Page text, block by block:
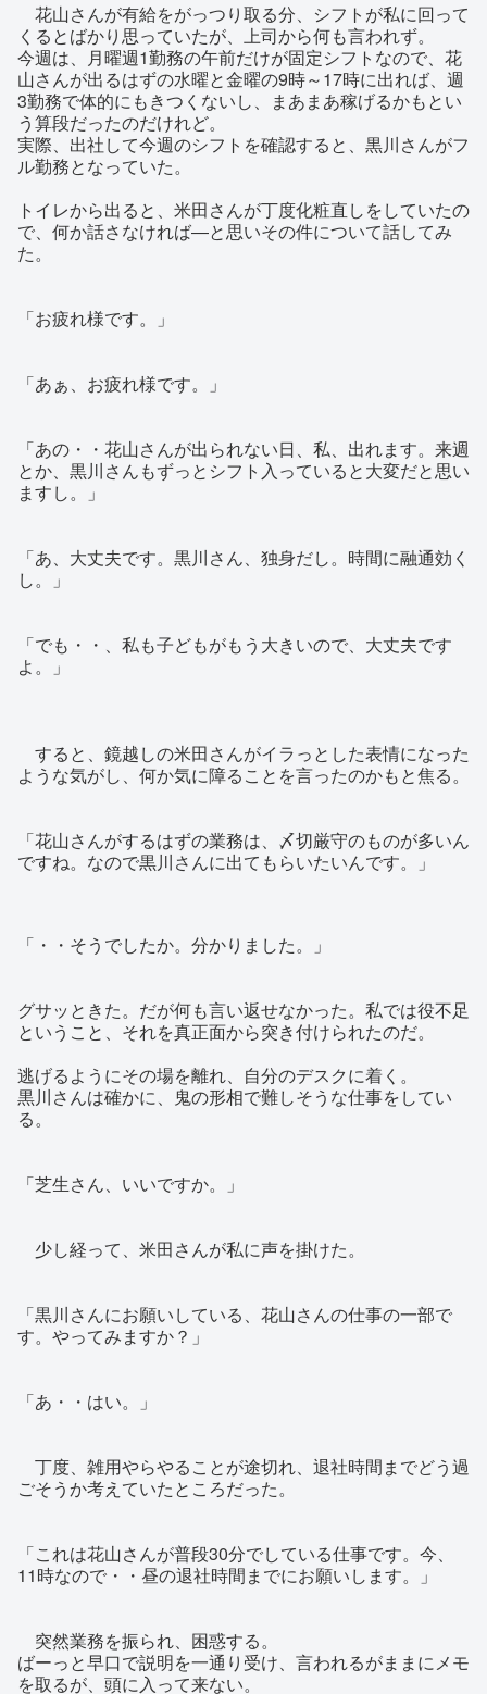
花山さんが有給をがっつり取る分、シフトが私に回って
くるとばかり思っていたが、上司から何も言われず。
今週は、月曜週1勤務の午前だけが固定シフトなので、花
山さんが出るはずの水曜と金曜の9時～17時に出れば、週
3勤務で体的にもきつくないし、まあまあ稼げるかもとい
う算段だったのだけれど。
実際、出社して今週のシフトを確認すると、黒川さんがフ
ル勤務となっていた。
トイレから出ると、米田さんが丁度化粧直しをしていたの
で、何か話さなければ―と思いその件について話してみ
た。
「お疲れ様です。」
「あぁ、お疲れ様です。」
「あの・・花山さんが出られない日、私、出れます。来週
とか、黒川さんもずっとシフト入っていると大変だと思い
ますし。」
「あ、大丈夫です。黒川さん、独身だし。時間に融通効く
し。」
「でも・・、私も子どもがもう大きいので、大丈夫です
よ。」
すると、鏡越しの米田さんがイラっとした表情になった
ような気がし、何か気に障ることを言ったのかもと焦る。
「花山さんがするはずの業務は、〆切厳守のものが多いん
ですね。なので黒川さんに出てもらいたいんです。」
「・・そうでしたか。分かりました。」
グサッときた。だが何も言い返せなかった。私では役不足
ということ、それを真正面から突き付けられたのだ。
逃げるようにその場を離れ、自分のデスクに着く。
黒川さんは確かに、鬼の形相で難しそうな仕事をしてい
る。
「芝生さん、いいですか。」
少し経って、米田さんが私に声を掛けた。
「黒川さんにお願いしている、花山さんの仕事の一部で
す。やってみますか？」
「あ・・はい。」
丁度、雑用やらやることが途切れ、退社時間までどう過
ごそうか考えていたところだった。
「これは花山さんが普段30分でしている仕事です。今、
11時なので・・昼の退社時間までにお願いします。」
突然業務を振られ、困惑する。
ばーっと早口で説明を一通り受け、言われるがままにメモ
を取るが、頭に入って来ない。